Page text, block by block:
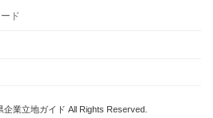
ド
業立地ガイド All Rights Reserved.